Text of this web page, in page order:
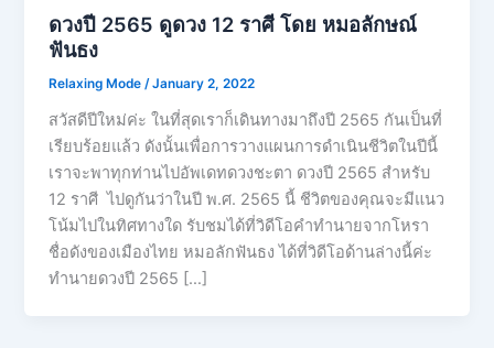
ดวงปี 2565 ดูดวง 12 ราศี โดย หมอลักษณ์
ฟันธง
Relaxing Mode/January 2, 2022
สวัสดีปีใหม่ค่ะ ในที่สุดเราก็เดินทางมาถึงปี 2565 กันเป็นที่
เรียบร้อยแล้ว ดังนั้นเพื่อการวางแผนการดำเนินชีวิตในปีนี้
เราจะพาทุกท่านไปอัพเดทดวงชะตา ดวงปี 2565 สำหรับ
12 ราศี ไปดูกันว่าในปี พ.ศ. 2565 นี้ ชีวิตของคุณจะมีแนว
โน้มไปในทิศทางใด รับชมได้ที่วิดีโอคำทำนายจากโหรา
ชื่อดังของเมืองไทย หมอลักฟันธง ได้ที่วิดีโอด้านล่างนี้ค่ะ
ทำนายดวงปี 2565 […]